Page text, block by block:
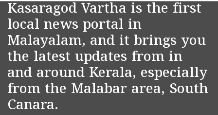
Kasaragod Vartha is the first
local news portal in
Malayalam, and it brings you
the latest updates from in
and around Kerala, especially
from the Malabar area, South
Canara.